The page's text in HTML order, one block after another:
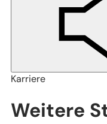
Karriere
Weitere